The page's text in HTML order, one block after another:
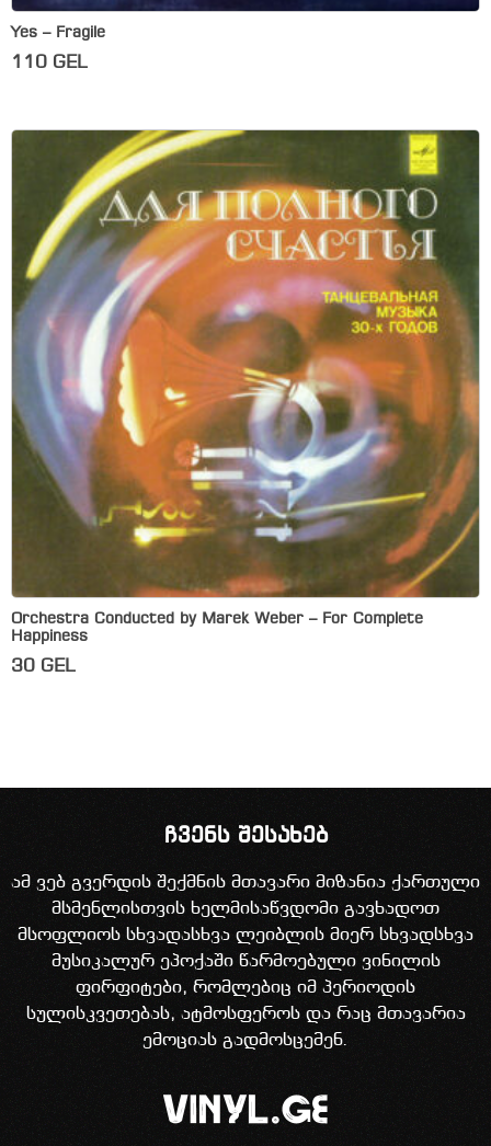
Yes – Fragile
110 GEL
Orchestra Conducted by Marek Weber – For Complete
Happiness
30 GEL
ჩვენს შესახებ
ამ ვებ გვერდის შექმნის მთავარი მიზანია ქართული
მსმენლისთვის ხელმისაწვდომი გავხადოთ
მსოფლიოს სხვადასხვა ლეიბლის მიერ სხვადსხვა
მუსიკალურ ეპოქაში წარმოებული ვინილის
ფირფიტები, რომლებიც იმ პერიოდის
სულისკვეთებას, ატმოსფეროს და რაც მთავარია
ემოციას გადმოსცემენ.